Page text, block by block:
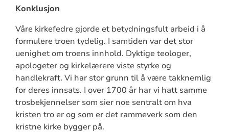
Konklusjon
Våre kirkefedre gjorde et betydningsfult arbeid i å
formulere troen tydelig. I samtiden var det stor
uenighet om troens innhold. Dyktige teologer,
apologeter og kirkelærere viste styrke og
handlekraft. Vi har stor grunn til å være takknemlig
for deres innsats. I over 1700 år har vi hatt samme
trosbekjennelser som sier noe sentralt om hva
kristen tro er og som er det rammeverk som den
kristne kirke bygger på.